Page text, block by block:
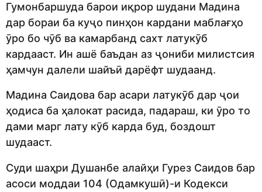
Гумонбаршуда барои иқрор шудани Мадина
дар бораи ба куҷо пинҳон кардани маблағҳо
ӯро бо чӯб ва камарбанд сахт латукӯб
кардааст. Ин ашё баъдан аз ҷониби милистсия
ҳамчун далели шайъӣ дарёфт шудаанд.
Мадина Саидова бар асари латукӯб дар ҷои
ҳодиса ба ҳалокат расида, падараш, ки ӯро то
дами марг лату кӯб карда буд, боздошт
шудааст.
Суди шаҳри Душанбе алайҳи Гурез Саидов бар
асоси моддаи 104 (Одамкушӣ)-и Кодекси